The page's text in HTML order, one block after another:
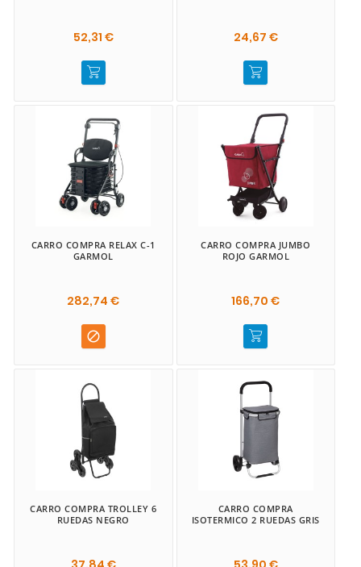
52,31 € 24,67 €
CARRO COMPRA RELAX C-1
GARMOL
282,74 €

CARRO COMPRA JUMBO
ROJO GARMOL
166,70 €
CARRO COMPRA TROLLEY 6
RUEDAS NEGRO
CARRO COMPRA
ISOTERMICO 2 RUEDAS GRIS